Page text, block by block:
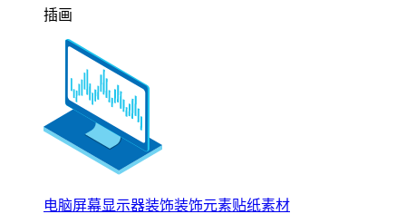
插画
电脑屏幕显示器装饰装饰元素贴纸素材